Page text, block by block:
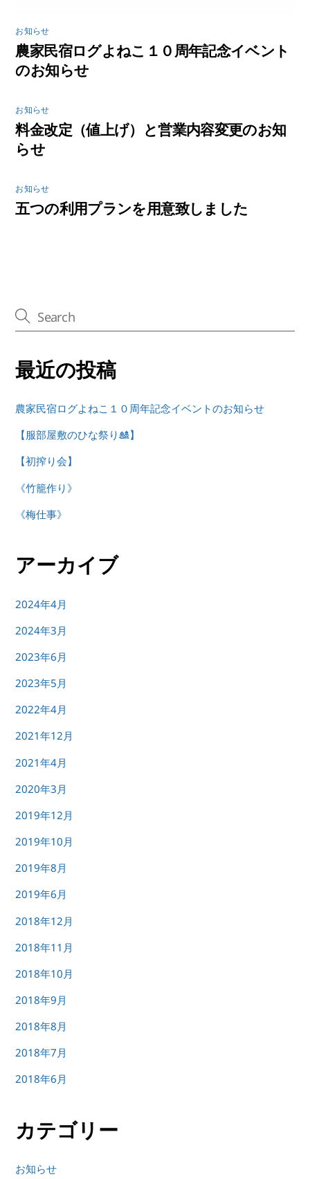
お知らせ
農家民宿ログよねこ１０周年記念イベント
のお知らせ
お知らせ
料金改定（値上げ）と営業内容変更のお知
らせ
お知らせ
五つの利用プランを用意致しました
最近の投稿
農家民宿ログよねこ１０周年記念イベントのお知らせ
【服部屋敷のひな祭り🎎】
【初搾り会】
《竹籠作り》
《梅仕事》
アーカイブ
2024年4月
2024年3月
2023年6月
2023年5月
2022年4月
2021年12月
2021年4月
2020年3月
2019年12月
2019年10月
2019年8月
2019年6月
2018年12月
2018年11月
2018年10月
2018年9月
2018年8月
2018年7月
2018年6月
カテゴリー
お知らせ